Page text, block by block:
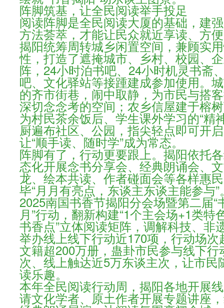
阵脚筑基，让全民阅读举手投足
阅读阵脚是全民阅读大厦的基础，建
方法荟萃，才能让民众就近享读、方
揭阳统筹周转城乡闲置空间，兼顾实
性，打造了遮掩城市、乡村、校园、
阵，24小时泊书吧、24小时机灵书斋
吧、文化驿站等接踵建成参加使用。
的齐市街巷，闹中取静，为市民与搭
深切念念考的空间；农乡信屋建于榕
为村民茶余饭后、学生课外学习的“精
厨遍布社区、公园，指尖轻点即可开
让“顺手读、随时学”成为常态。
阵脚有了，行动更要跟上。揭阳依托
态化开展念书分享会、经典朗诵会、
龙、绘本共读、作者碰面会等各样惠
毕“月月有亮点，东谈主东谈主能参与”
2025南国书香节揭阳分会场暨第二届“
月”行动，翻新构建“1个主会场+1类特
书香点”立体阅读矩阵，调解科技、非
举办线上线下行动近170项，行动场次
文籍超200万册，蛊卦市民参与线下
次、线上触达近5万东谈主次，让市民
读乐趣。
本年全民阅读行动周，揭阳各地开展
请文化学者、原土作者开展专题讲座